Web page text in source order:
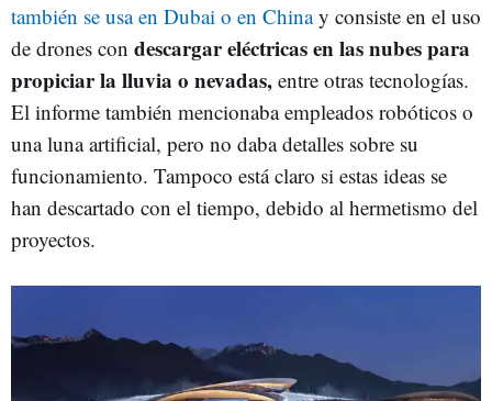
también se usa en Dubai o en Chinay consiste en el uso
de drones con descargar eléctricas en las nubes para
propiciar la lluvia o nevadas, entre otras tecnologías.
El informe también mencionaba empleados robóticos o
una luna artificial, pero no daba detalles sobre su
funcionamiento. Tampoco está claro si estas ideas se
han descartado con el tiempo, debido al hermetismo del
proyectos.